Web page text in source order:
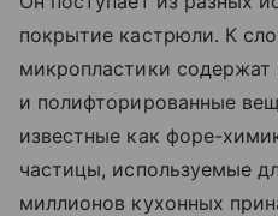
покрытие кастрюли. К
микропластики содержат
и полифторированные
известные как форе-
частицы, используемые
миллионов кухонных